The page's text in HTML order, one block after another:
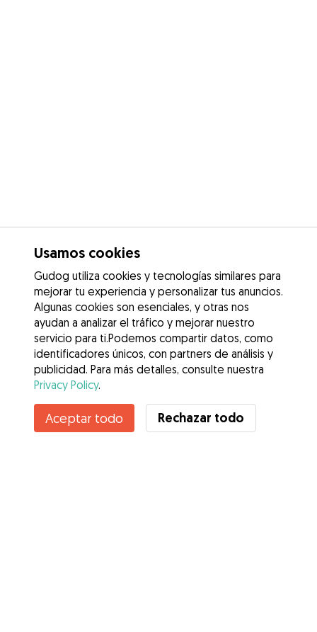
Contacta con Mariane
¿Conoces los Beneficios de Gudog? Ver más
Usamos cookies
Gudog utiliza cookies y tecnologías similares para
mejorar tu experiencia y personalizar tus anuncios.
Algunas cookies son esenciales, y otras nos
ayudan a analizar el tráfico y mejorar nuestro
servicio para ti.Podemos compartir datos, como
identificadores únicos, con partners de análisis y
publicidad. Para más detalles, consulte nuestra
Privacy Policy.
Aceptar todo Rechazar todo